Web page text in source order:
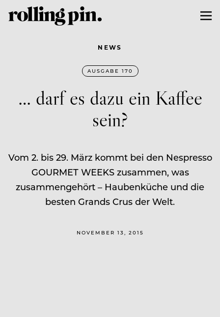
NEWS
AUSGABE 170
… darf es dazu ein Kaffee
sein?
Vom 2. bis 29. März kommt bei den Nespresso
GOURMET WEEKS zusammen, was
zusammengehört – Haubenküche und die
besten Grands Crus der Welt.
NOVEMBER 13, 2015